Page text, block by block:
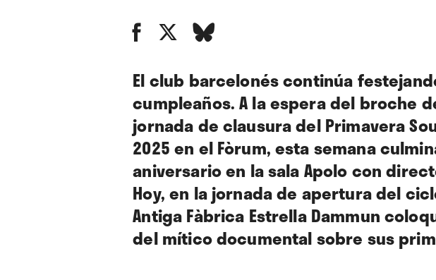
El club barcelonés continúa
cumpleaños. A la espera del broche
jornada de clausura del Primavera
2025 en el Fòrum, esta semana
aniversario en la sala Apolo con
Hoy, en la jornada de apertura del
Antiga Fàbrica Estrella Dammun
del mítico documental sobre sus